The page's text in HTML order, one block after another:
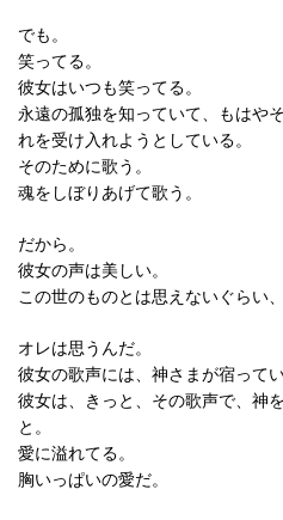
でも。
笑ってる。
彼女はいつも笑ってる。
永遠の孤独を知っていて、もはや
れを受け入れようとしている。
そのために歌う。
魂をしぼりあげて歌う。
だから。
彼女の声は美しい。
この世のものとは思えないぐらい、
オレは思うんだ。
彼女の歌声には、神さまが宿ってい
彼女は、きっと、その歌声で、神
と。
愛に溢れてる。
胸いっぱいの愛だ。